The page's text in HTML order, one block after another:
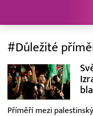
#Důležité
Příměří mezi